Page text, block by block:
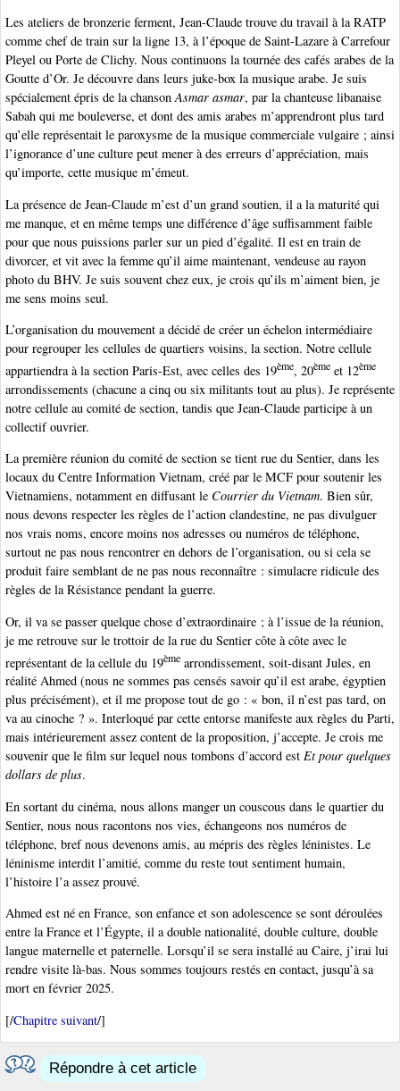
Les ateliers de bronzerie ferment, Jean-Claude trouve du travail à la RATP
comme chef de train sur la ligne 13, à l’époque de Saint-Lazare à Carrefour
Pleyel ou Porte de Clichy. Nous continuons la tournée des cafés arabes de la
Goutte d’Or. Je découvre dans leurs juke-box la musique arabe. Je suis
spécialement épris de la chansonAsmar asmar, par la chanteuse libanaise
Sabah qui me bouleverse, et dont des amis arabes m’apprendront plus tard
qu’elle représentait le paroxysme de la musique commerciale vulgaire ; ainsi
l’ignorance d’une culture peut mener à des erreurs d’appréciation, mais
qu’importe, cette musique m’émeut.
La présence de Jean-Claude m’est d’un grand soutien, il a la maturité qui
me manque, et en même temps une différence d’âge suffisamment faible
pour que nous puissions parler sur un pied d’égalité. Il est en train de
divorcer, et vit avec la femme qu’il aime maintenant, vendeuse au rayon
photo du BHV. Je suis souvent chez eux, je crois qu’ils m’aiment bien, je
me sens moins seul.
L’organisation du mouvement a décidé de créer un échelon intermédiaire
pour regrouper les cellules de quartiers voisins, la section. Notre cellule
appartiendra à la section Paris-Est, avec celles des 19ème, 20ème et 12ème
arrondissements (chacune a cinq ou six militants tout au plus). Je représente
notre cellule au comité de section, tandis que Jean-Claude participe à un
collectif ouvrier.
La première réunion du comité de section se tient rue du Sentier, dans les
locaux du Centre Information Vietnam, créé par le MCF pour soutenir les
Vietnamiens, notamment en diffusant le Courrier du Vietnam. Bien sûr,
nous devons respecter les règles de l’action clandestine, ne pas divulguer
nos vrais noms, encore moins nos adresses ou numéros de téléphone,
surtout ne pas nous rencontrer en dehors de l’organisation, ou si cela se
produit faire semblant de ne pas nous reconnaître : simulacre ridicule des
règles de la Résistance pendant la guerre.
Or, il va se passer quelque chose d’extraordinaire ; à l’issue de la réunion,
je me retrouve sur le trottoir de la rue du Sentier côte à côte avec le
représentant de la cellule du 19ème arrondissement, soit-disant Jules, en
réalité Ahmed (nous ne sommes pas censés savoir qu’il est arabe, égyptien
plus précisément), et il me propose tout de go : « bon, il n’est pas tard, on
va au cinoche ? ». Interloqué par cette entorse manifeste aux règles du Parti,
mais intérieurement assez content de la proposition, j’accepte. Je crois me
souvenir que le film sur lequel nous tombons d’accord est Et pour quelques
dollars de plus.
En sortant du cinéma, nous allons manger un couscous dans le quartier du
Sentier, nous nous racontons nos vies, échangeons nos numéros de
téléphone, bref nous devenons amis, au mépris des règles léninistes. Le
léninisme interdit l’amitié, comme du reste tout sentiment humain,
l’histoire l’a assez prouvé.
Ahmed est né en France, son enfance et son adolescence se sont déroulées
entre la France et l’Égypte, il a double nationalité, double culture, double
langue maternelle et paternelle. Lorsqu’il se sera installé au Caire, j’irai lui
rendre visite là-bas. Nous sommes toujours restés en contact, jusqu’à sa
mort en février 2025.
[/Chapitre suivant/]
Répondre à cet article